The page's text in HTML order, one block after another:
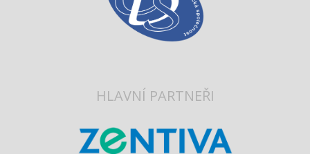
HLAVNÍ PARTNEŘI